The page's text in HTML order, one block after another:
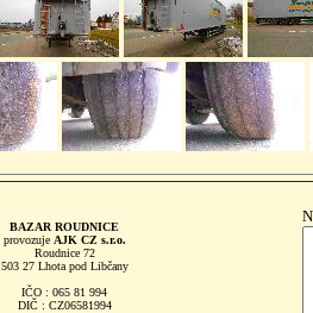
BAZAR ROUDNICE
provozuje AJK CZ s.r.o.
Roudnice 72
503 27 Lhota pod Libčany
IČO : 065 81 994
DIČ : CZ06581994